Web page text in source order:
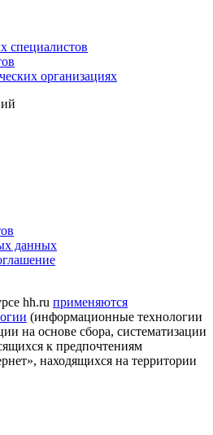
специалистов
организациях
данных
hh.ru применяются
(информационные технологии
на основе сбора, систематизации
к предпочтениям
находящихся на территории